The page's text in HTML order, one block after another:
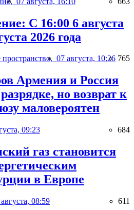
С 16:00 6 августа
2026 года
пространство, 07 августа, 10:26 765
Армения и Россия
но возврат к
маловероятен
09:23 684
газ становится
в Европе
08:59 611